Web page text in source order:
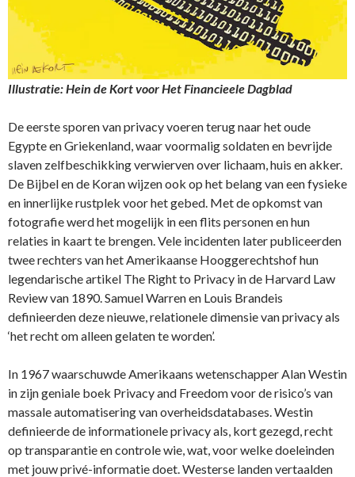
Illustratie: Hein de Kort voor Het Financieele Dagblad
De eerste sporen van privacy voeren terug naar het oude
Egypte en Griekenland, waar voormalig soldaten en bevrijde
slaven zelfbeschikking verwierven over lichaam, huis en akker.
De Bijbel en de Koran wijzen ook op het belang van een fysieke
en innerlijke rustplek voor het gebed. Met de opkomst van
fotografie werd het mogelijk in een flits personen en hun
relaties in kaart te brengen. Vele incidenten later publiceerden
twee rechters van het Amerikaanse Hooggerechtshof hun
legendarische artikel The Right to Privacy in de Harvard Law
Review van 1890. Samuel Warren en Louis Brandeis
definieerden deze nieuwe, relationele dimensie van privacy als
‘het recht om alleen gelaten te worden’.
In 1967 waarschuwde Amerikaans wetenschapper Alan Westin
in zijn geniale boek Privacy and Freedom voor de risico’s van
massale automatisering van overheidsdatabases. Westin
definieerde de informationele privacy als, kort gezegd, recht
op transparantie en controle wie, wat, voor welke doeleinden
met jouw privé-informatie doet. Westerse landen vertaalden